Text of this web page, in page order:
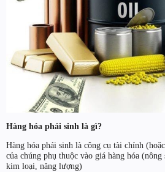
Hàng hóa phái sinh là gì?
Hàng hóa phái sinh là công cụ tài chính
của chúng phụ thuộc vào giá hàng hóa
kim loại, năng lượng)